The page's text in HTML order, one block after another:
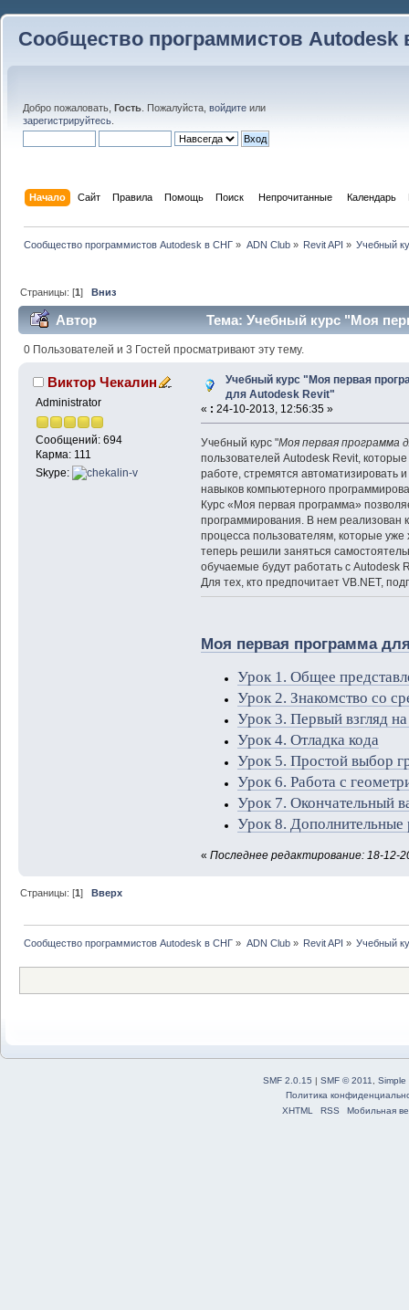
Сообщество программистов Autodesk
Добро пожаловать, Гость . Пожалуйста, войдите или
зарегистрируйтесь
Начало Сайт Правила Помощь Поиск Непрочитанные Календарь
Сообщество программистов Autodesk в СНГ » ADN Club» Revit API » Учебный
Страницы: [1]Вниз
Автор
Тема: Учебный курс "Моя
(Прочитано 59882 раз)
0 Пользователей и 3 Гостей просматривают эту тему.
Виктор Чекалин
Administrator
Сообщений: 694
Карма: 111
Skype:
Учебный курс "Моя первая
для Autodesk Revit"
« : 24-10-2013, 12:56:35 »
Учебный курс "Моя первая программа
пользователей Autodesk Revit,
работе, стремятся автоматизировать
навыков компьютерного
Курс «Моя первая программа»
программирования. В нем реализован
процесса пользователям, которые
теперь решили заняться
обучаемые будут работать с Autodesk
Для тех, кто предпочитает VB.NET,
Моя первая программа
Урок 1. Общее
Урок 2. Знакомство со
Урок 3. Первый взгляд
Урок 4. Отладка кода
Урок 5. Простой выбор
Урок 6. Работа с
Урок 7. Окончательный
Урок 8. Дополнительные
« Последнее редактирование: 18-12-
Страницы: [1] Вверх
Сообщество программистов Autodesk в СНГ » ADN Club» Revit API » Учебный
SMF 2.0.15 | SMF © 2011, Simple
Политика
XHTML
RSS Мобильная